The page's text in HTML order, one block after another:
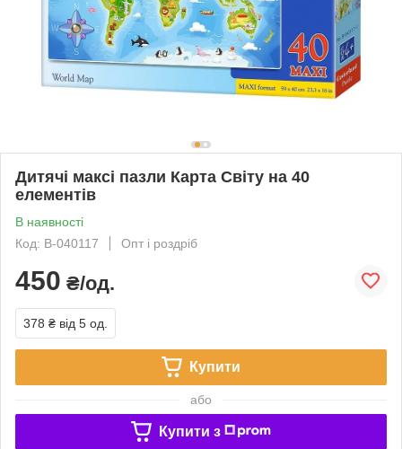
Дитячі максі пазли Карта Світу на 40
елементів
В наявності
Код: B-040117
Опт і роздріб
450 ₴/од.
378 ₴ від 5 од.
Купити
або
Купити з